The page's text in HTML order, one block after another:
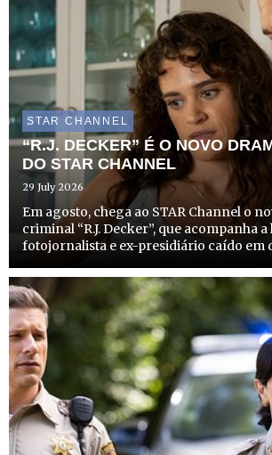
STAR CHANNEL
“R.J. DECKER” É O NOVO
DO STAR CHANNEL
29 July 2026
Em agosto, chega ao STAR Channel o
criminal “R.J. Decker”, que acompanha
fotojornalista e ex-presidiário caído em
solarengo e criminoso Sul da Flórida. A
produção que com...